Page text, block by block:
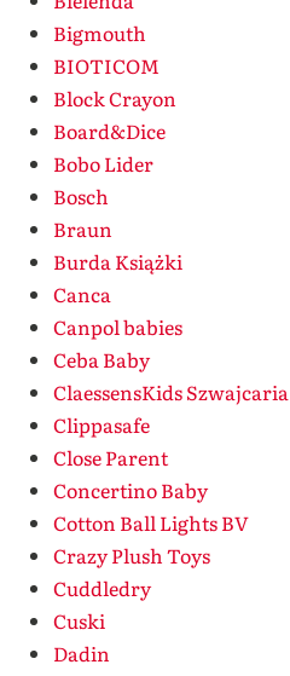
Bigmouth
BIOTICOM
Block Crayon
Board&Dice
Bobo Lider
Bosch
Braun
Burda Książki
Canca
Canpol babies
Ceba Baby
ClaessensKids Szwajcaria
Clippasafe
Close Parent
Concertino Baby
Cotton Ball Lights BV
Crazy Plush Toys
Cuddledry
Cuski
Dadin